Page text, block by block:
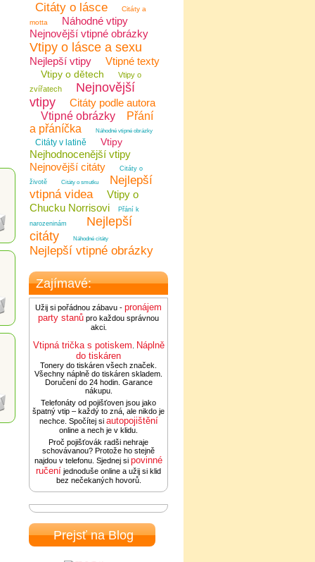
Citáty o lásce
Citáty a
motta
Náhodné vtipy
Nejnovější vtipné obrázky
Vtipy o lásce a sexu
Nejlepší vtipy Vtipné texty
Vtipy o dětech
Vtipy o
zvířatech
Nejnovější
vtipy
Citáty podle autora
Vtipné obrázky
Přání
a přáníčka
Náhodné vtipné obrázky
Citáty v latině Vtipy
Nejhodnocenější vtipy
Nejnovější citáty
Citáty o
životě
Citáty o smutku
Nejlepší
vtipná videa
Vtipy o
Chucku Norrisovi
Přání k
narozeninám
Nejlepší
citáty
Náhodné citáty
Nejlepší vtipné obrázky
Zajímavé:
Užij si pořádnou zábavu - pronájem
party stanů pro každou správnou
akci.
Vtipná trička s potiskem Náplně
do tiskáren
Tonery do tiskáren všech značek.
Všechny náplně do tiskáren skladem.
Doručení do 24 hodin. Garance
nákupu.
Telefonáty od pojišťoven jsou jako
špatný vtip – každý to zná, ale nikdo je
nechce. Spočítej si autopojištění
online a nech je v klidu.
Proč pojišťovák radši nehraje
schovávanou? Protože ho stejně
najdou v telefonu. Sjednej si povinné
ručení jednoduše online a užij si klid
bez nečekaných hovorů.
Prejsť na Blog